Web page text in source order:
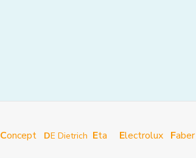
Concept DE Dietrich Eta Electrolux Faber